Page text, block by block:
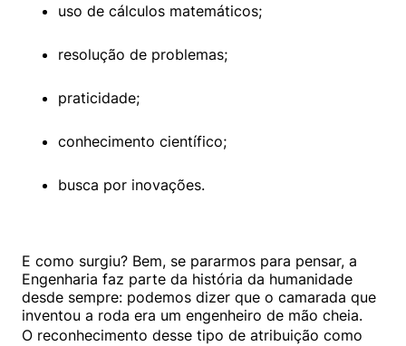
uso de cálculos matemáticos;
resolução de problemas;
praticidade;
conhecimento científico;
busca por inovações.
E como surgiu? Bem, se pararmos para pensar, a
Engenharia faz parte da história da humanidade
desde sempre: podemos dizer que o camarada que
O reconhecimento desse tipo de atribuição como